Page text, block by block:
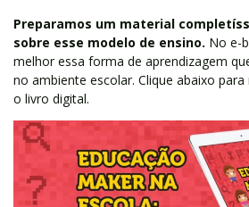
Preparamos um material
sobre esse modelo de ensino. No e-
melhor essa forma de aprendizagem
no ambiente escolar. Clique abaixo
o livro digital.